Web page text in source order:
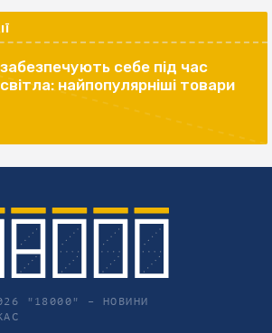
себе під час
найпопулярніші товари
"18000" – НОВИНИ